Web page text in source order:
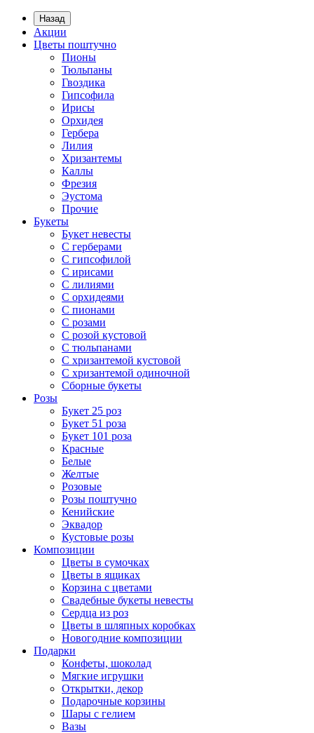
Назад
Акции
Цветы поштучно
Пионы
Тюльпаны
Гвоздика
Гипсофила
Ирисы
Орхидея
Гербера
Лилия
Хризантемы
Каллы
Фрезия
Эустома
Прочие
Букеты
Букет невесты
С герберами
С гипсофилой
С ирисами
С лилиями
С орхидеями
С пионами
С розами
С розой кустовой
С тюльпанами
С хризантемой кустовой
С хризантемой одиночной
Сборные букеты
Розы
Букет 25 роз
Букет 51 роза
Букет 101 роза
Красные
Белые
Желтые
Розовые
Розы поштучно
Кенийские
Эквадор
Кустовые розы
Композиции
Цветы в сумочках
Цветы в ящиках
Корзина с цветами
Свадебные букеты невесты
Сердца из роз
Цветы в шляпных коробках
Новогодние композиции
Подарки
Конфеты, шоколад
Мягкие игрушки
Открытки, декор
Подарочные корзины
Шары с гелием
Вазы